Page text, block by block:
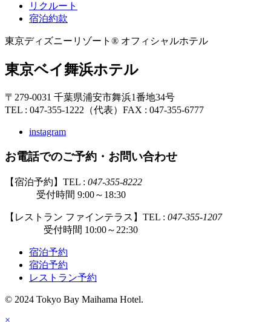
リクルート
宿泊約款
東京ディズニーリゾート® オフィシャルホテル
東京ベイ舞浜ホテル
〒279-0031 千葉県浦安市舞浜1番地34号
TEL : 047-355-1222（代表） FAX : 047-355-6777
instagram
お電話でのご予約・お問い合わせ
【宿泊予約】TEL : 047-355-8222
受付時間 9:00～18:30
【レストラン ファインテラス】TEL : 047-355-1207
受付時間 10:00～22:30
宿泊予約
宿泊予約
レストラン予約
© 2024 Tokyo Bay Maihama Hotel.
×